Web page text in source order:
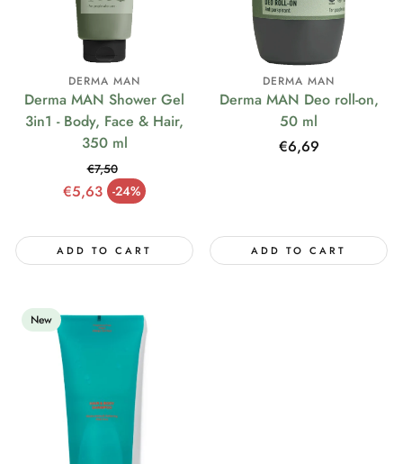
DERMA MAN
Derma MAN Shower Gel
3in1 - Body, Face & Hair,
350 ml
€5,63 -24%
Sale price
Regular price
€7,50
ADD TO CART
DERMA MAN
Derma MAN Deo roll-on,
50 ml
Regular
€6,69
ADD TO CART
New